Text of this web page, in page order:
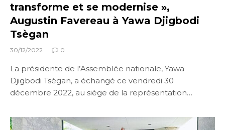
transforme et se modernise »,
Augustin Favereau à Yawa Djigbodi
Tsègan
30/12/2022 0
La présidente de l’Assemblée nationale, Yawa
Djigbodi Tsègan, a échangé ce vendredi 30
décembre 2022, au siège de la représentation…